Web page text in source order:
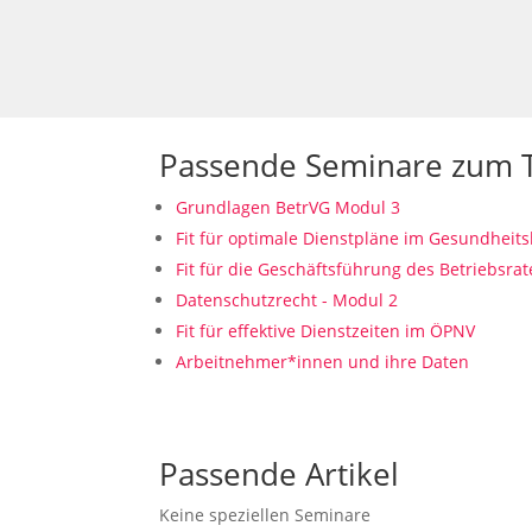
Passende Seminare zum
Grundlagen BetrVG Modul 3
Fit für optimale Dienstpläne im
Fit für die Geschäftsführung des
Datenschutzrecht - Modul 2
Fit für effektive Dienstzeiten im ÖPNV
Arbeitnehmer*innen und ihre Daten
Passende Artikel
Keine speziellen Seminare